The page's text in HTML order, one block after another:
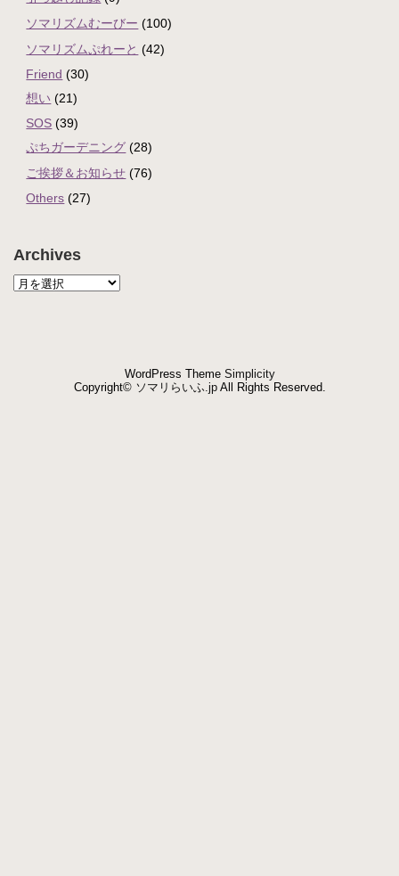
ソマリズムむーびー (100)
ソマリズムぷれーと (42)
Friend (30)
想い (21)
SOS (39)
ぷちガーデニング (28)
ご挨拶＆お知らせ (76)
Others (27)
Archives
WordPress Theme Simplicity
Copyright© ソマリらいふ.jpAll Rights Reserved.